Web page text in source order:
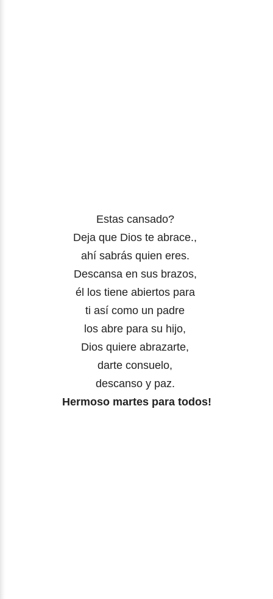
Estas cansado?
Deja que Dios te abrace.,
ahí sabrás quien eres.
Descansa en sus brazos,
él los tiene abiertos para
ti así como un padre
los abre para su hijo,
Dios quiere abrazarte,
darte consuelo,
descanso y paz.
Hermoso martes para todos!